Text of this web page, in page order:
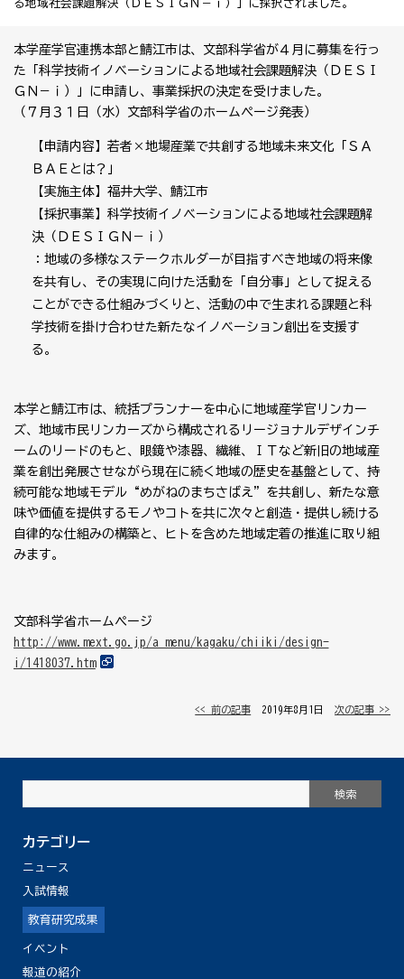
る地域社会課題解決（ＤＥＳＩＧＮ－ｉ）」に採択されました。
本学産学官連携本部と鯖江市は、文部科学省が４月に募集を行っ
た「科学技術イノベーションによる地域社会課題解決（ＤＥＳＩ
ＧＮ－ｉ）」に申請し、事業採択の決定を受けました。
（７月３１日（水）文部科学省のホームページ発表）
【申請内容】若者×地場産業で共創する地域未来文化「ＳＡ
ＢＡＥとは？」
【実施主体】福井大学、鯖江市
【採択事業】科学技術イノベーションによる地域社会課題解
決（ＤＥＳＩＧＮ－ｉ）
：地域の多様なステークホルダーが目指すべき地域の将来像
を共有し、その実現に向けた活動を「自分事」として捉える
ことができる仕組みづくりと、活動の中で生まれる課題と科
学技術を掛け合わせた新たなイノベーション創出を支援す
る。
本学と鯖江市は、統括プランナーを中心に地域産学官リンカー
ズ、地域市民リンカーズから構成されるリージョナルデザインチ
ームのリードのもと、眼鏡や漆器、繊維、ＩＴなど新旧の地域産
業を創出発展させながら現在に続く地域の歴史を基盤として、持
続可能な地域モデル“めがねのまちさばえ”を共創し、新たな意
味や価値を提供するモノやコトを共に次々と創造・提供し続ける
自律的な仕組みの構築と、ヒトを含めた地域定着の推進に取り組
みます。
文部科学省ホームページ
http://www.mext.go.jp/a_menu/kagaku/chiiki/design-
i/1418037.htm
<< 前の記事 │ 2019年8月1日 │次の記事 >>
カテゴリー
ニュース
入試情報
教育研究成果
イベント
報道の紹介